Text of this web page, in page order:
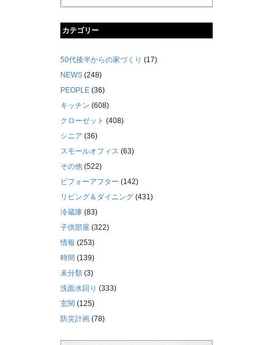
カテゴリー
50代後半からの家づくり (17)
NEWS (248)
PEOPLE (36)
キッチン (608)
クローゼット (408)
シニア (36)
スモールオフィス (63)
その他 (522)
ビフォーアフター (142)
リビング＆ダイニング (431)
冷蔵庫 (83)
子供部屋 (322)
情報 (253)
時間 (139)
未分類 (3)
洗面水回り (333)
玄関 (125)
防災計画 (78)